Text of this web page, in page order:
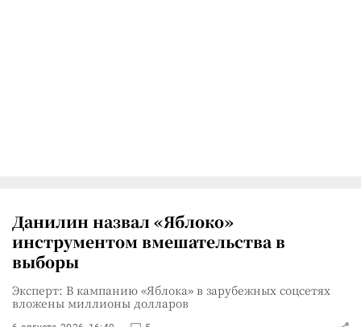
Данилин назвал «Яблоко»
инструментом вмешательства в
выборы
Эксперт: В кампанию «Яблока» в зарубежных соцсетях
вложены миллионы долларов